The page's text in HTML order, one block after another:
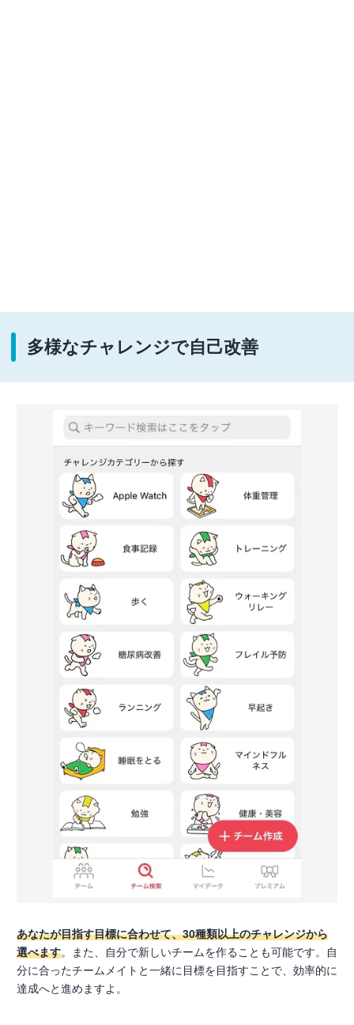
多様なチャレンジで自己改善
あなたが目指す目標に合わせて、30種類以上のチャレンジから
選べます。また、自分で新しいチームを作ることも可能です。自
分に合ったチームメイトと一緒に目標を目指すことで、効率的に
達成へと進めますよ。